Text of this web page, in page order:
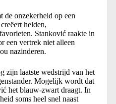
de onzekerheid op een
helden,
Stanković raakte in
een vertrek niet alleen
nazinderen.
zijn laatste wedstrijd van het
Mogelijk wordt dat
het blauw-zwart draagt. In
soms heel snel naast